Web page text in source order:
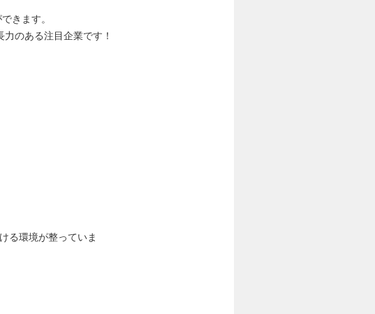
きます。
のある注目企業です！
る環境が整っていま